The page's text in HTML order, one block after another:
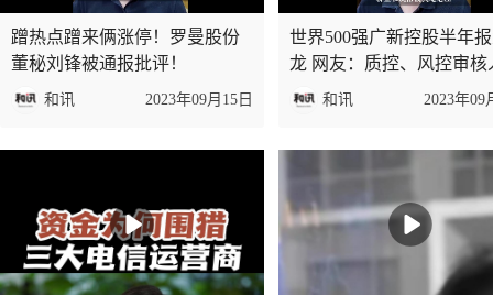
蹭热点蹭来俩涨停！罗曼股份
董秘刘锋被通报批评！
和讯 2023年09月15日
世界500强广新控股半年
龙 网友：质控、风控审核
干什么呢？
和讯 2023年09